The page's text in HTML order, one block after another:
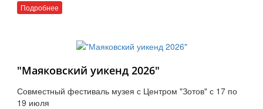
Подробнее
"Маяковский уикенд 2026"
Совместный фестиваль музея с Центром "Зотов" с 17 по
19 июля